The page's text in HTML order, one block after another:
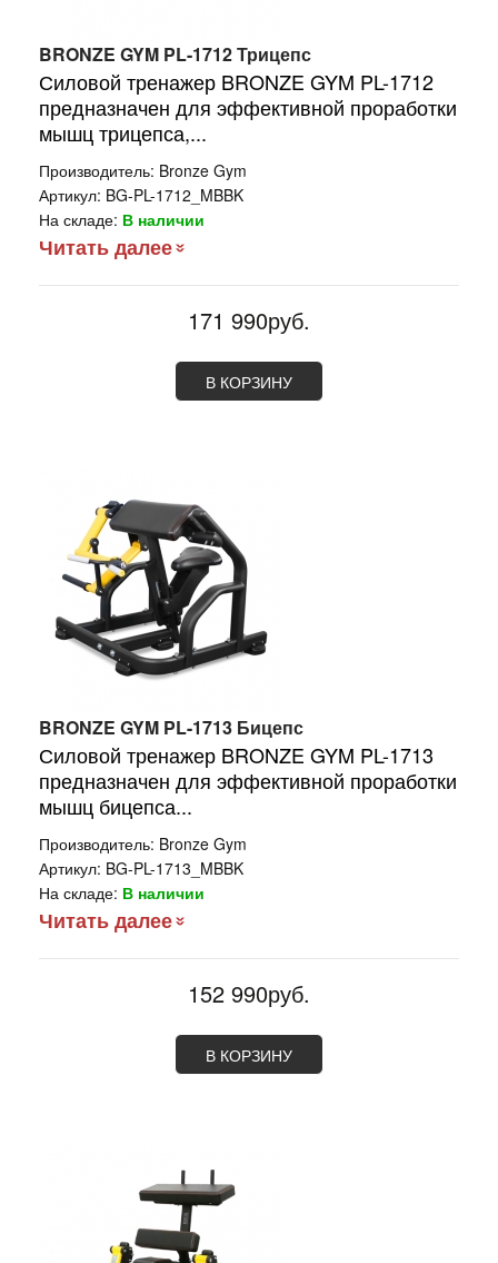
BRONZE GYM PL-1712 Трицепс
Силовой тренажер BRONZE GYM PL-1712
предназначен для эффективной проработки
мышц трицепса,...
Производитель: Bronze Gym
Артикул: BG-PL-1712_MBBK
На складе: В наличии
Читать далее
171 990руб.
В КОРЗИНУ
BRONZE GYM PL-1713 Бицепс
Силовой тренажер BRONZE GYM PL-1713
предназначен для эффективной проработки
мышц бицепса...
Производитель: Bronze Gym
Артикул: BG-PL-1713_MBBK
На складе: В наличии
Читать далее
152 990руб.
В КОРЗИНУ